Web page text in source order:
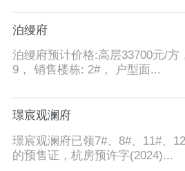
泊缦府
泊缦府预计价格:高层33700元/方
9， 销售楼栋: 2#， 户型面...
璟宸观澜府
璟宸观澜府已领7#、8#、11#、
的预售证，杭房预许字(2024)...